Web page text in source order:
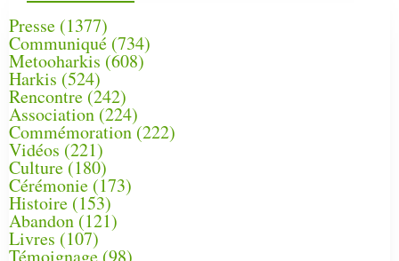
Presse (1377)
Communiqué (734)
Metooharkis (608)
Harkis (524)
Rencontre (242)
Association (224)
Commémoration(222)
Vidéos (221)
Culture(180)
Cérémonie (173)
Histoire (153)
Abandon(121)
Livres (107)
Témoignage (98)